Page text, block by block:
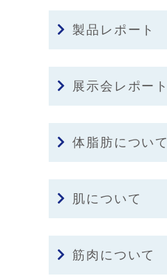
製品レポート
展示会レポート
体脂肪について
肌について
筋肉について